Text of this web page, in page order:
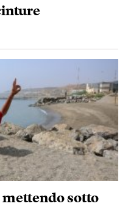
mettendo sotto